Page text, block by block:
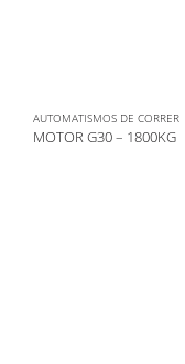
AUTOMATISMOS DE CORRER
MOTOR G30 – 1800KG